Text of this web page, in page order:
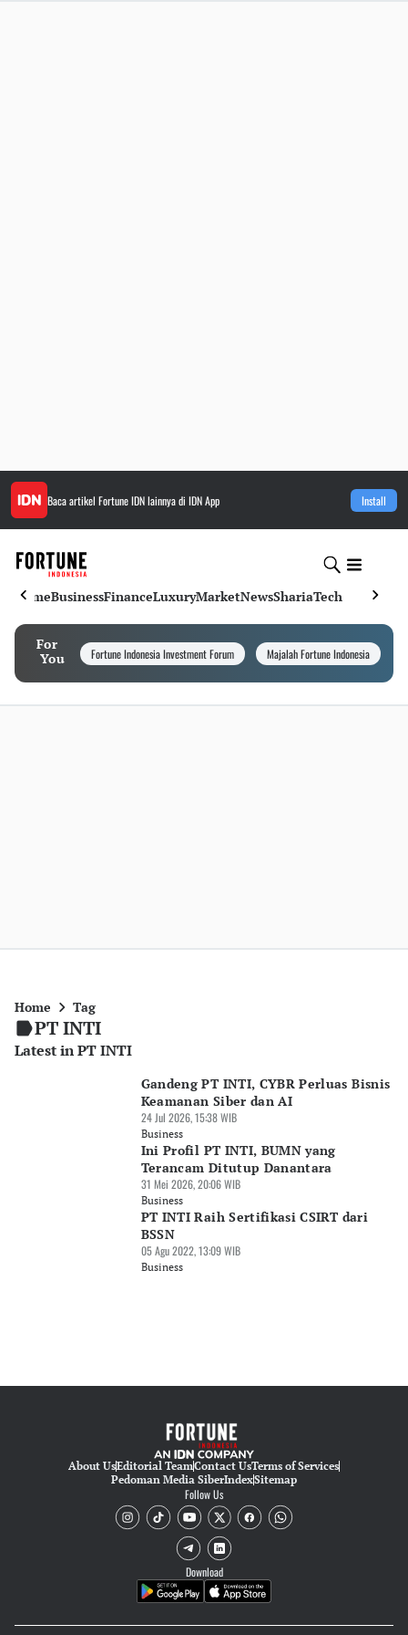
Baca artikel Fortune IDNlainnya di IDN App Install
HomeBusinessFinanceLuxuryMarketNewsShariaTech
For
You
Fortune Indonesia Investment Forum Majalah Fortune Indonesia
Home Tag
PT INTI
Latest in PT INTI
Gandeng PT INTI, CYBR Perluas Bisnis
Keamanan Siber dan AI
24 Jul 2026, 15:38 WIB
Business
Ini Profil PT INTI, BUMN yang
Terancam Ditutup Danantara
31 Mei 2026, 20:06 WIB
Business
PT INTI Raih Sertifikasi CSIRT dari
BSSN
05 Agu 2022, 13:09 WIB
Business
About UsEditorial TeamContact UsTerms of Services
Pedoman Media SiberIndexSitemap
Follow Us
Download